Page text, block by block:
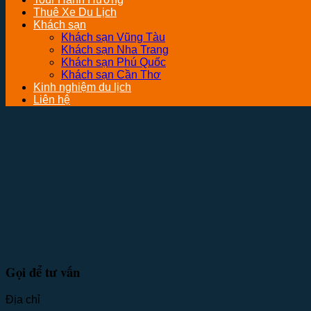
Thuê Xe Du Lịch
Khách sạn
Khách sạn Vũng Tàu
Khách sạn Nha Trang
Khách sạn Phú Quốc
Khách sạn Cần Thơ
Kinh nghiệm du lịch
Liên hệ
Gọi để tư vấn
Địa chỉ